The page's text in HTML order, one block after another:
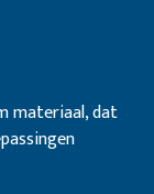
materiaal, dat